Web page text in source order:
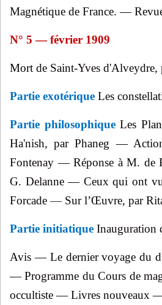
Magnétique de France. —
N° 5 — février 1909
Mort de Saint-Yves d'Alveydre,
Partie exotérique Les
Partie philosophiqueLes
Ha'nish, parPhaneg —
Fontenay — Réponse à M. de
G. Delanne— Ceux qui ont vu
Forcade— Sur l’Œuvre, par
Partie initiatique Inauguration
Avis — Le dernier voyage dud
— Programme du Cours de
occultiste — Livres nouveaux